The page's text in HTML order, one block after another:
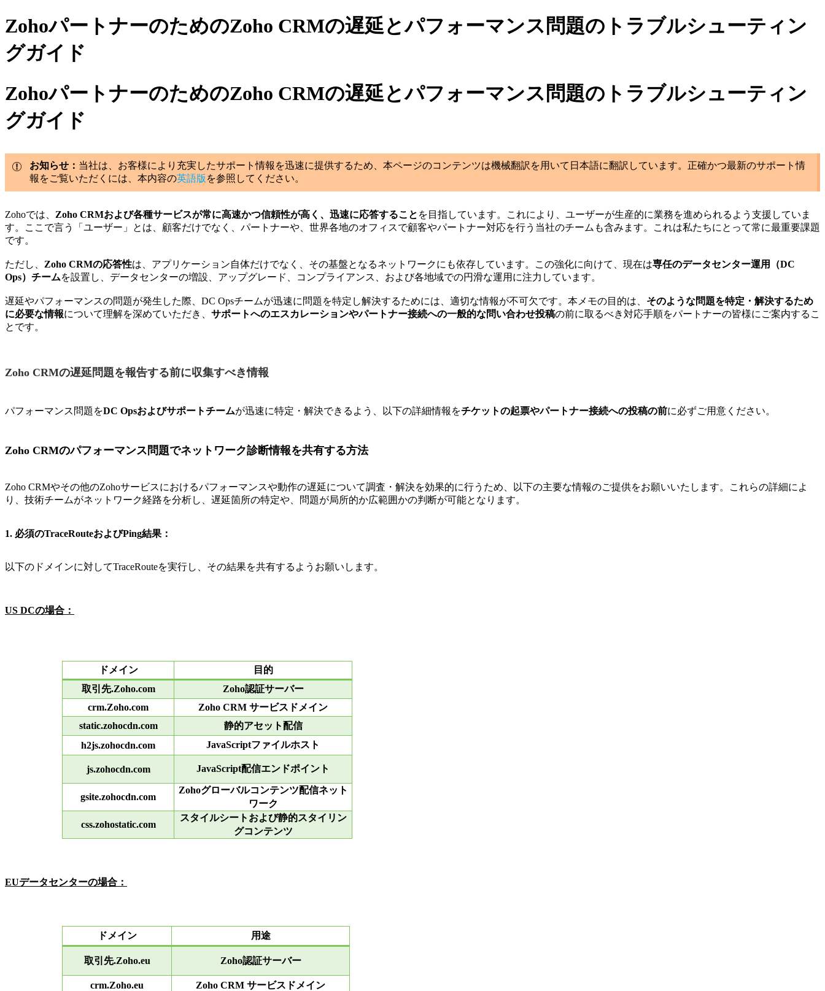
ZohoパートナーのためのZoho CRMの遅延とパフォーマンス問題のトラブルシューティン
グガイド
ZohoパートナーのためのZoho CRMの遅延とパフォーマンス問題のトラブルシューティン
グガイド
お知らせ： 当社は、お客様により充実したサポート情報を迅速に提供するため、本ページのコンテンツは機械翻訳を用いて日本語に翻訳しています。正確かつ最新のサポート情
報をご覧いただくには、本内容の英語版 を参照してください。
Zohoでは、 Zoho CRMおよび各種サービスが常に高速かつ信頼性が高く、迅速に応答すること を目指しています。これにより、ユーザーが生産的に業務を進められるよう支援していま
す。ここで言う「ユーザー」とは、顧客だけでなく、パートナーや、世界各地のオフィスで顧客やパートナー対応を行う当社のチームも含みます。これは私たちにとって常に最重要課題
です。
ただし、 Zoho CRMの応答性は、アプリケーション自体だけでなく、その基盤となるネットワークにも依存しています。この強化に向けて、現在は専任のデータセンター運用（DC
Ops）チームを設置し、データセンターの増設、アップグレード、コンプライアンス、および各地域での円滑な運用に注力しています。
遅延やパフォーマンスの問題が発生した際、DC Opsチームが迅速に問題を特定し解決するためには、適切な情報が不可欠です。本メモの目的は、 そのような問題を特定・解決するため
に必要な情報について理解を深めていただき、 サポートへのエスカレーションやパートナー接続への一般的な問い合わせ投稿の前に取るべき対応手順をパートナーの皆様にご案内するこ
とです。
Zoho CRMの遅延問題を報告する前に収集すべき情報
パフォーマンス問題をDC Opsおよびサポートチームが迅速に特定・解決できるよう、以下の詳細情報をチケットの起票やパートナー接続への投稿の前に必ずご用意ください。
Zoho CRMのパフォーマンス問題でネットワーク診断情報を共有する方法
Zoho CRMやその他のZohoサービスにおけるパフォーマンスや動作の遅延について調査・解決を効果的に行うため、以下の主要な情報のご提供をお願いいたします。これらの詳細によ
り、技術チームがネットワーク経路を分析し、遅延箇所の特定や、問題が局所的か広範囲かの判断が可能となります。
1. 必須のTraceRouteおよびPing結果：
以下のドメインに対してTraceRouteを実行し、その結果を共有するようお願いします。
US DCの場合：
ドメイン
目的
取引先.Zoho.com
Zoho認証サーバー
crm.Zoho.com
Zoho CRM サービスドメイン
static.zohocdn.com
静的アセット配信
h2js.zohocdn.com
JavaScriptファイルホスト
js.zohocdn.com JavaScript配信エンドポイント
gsite.zohocdn.com
Zohoグローバルコンテンツ配信ネット
ワーク
css.zohostatic.com
スタイルシートおよび静的スタイリン
グコンテンツ
EUデータセンターの場合：
ドメイン 用途
取引先.Zoho.eu Zoho認証サーバー
crm.Zoho.eu
Zoho CRM サービスドメイン